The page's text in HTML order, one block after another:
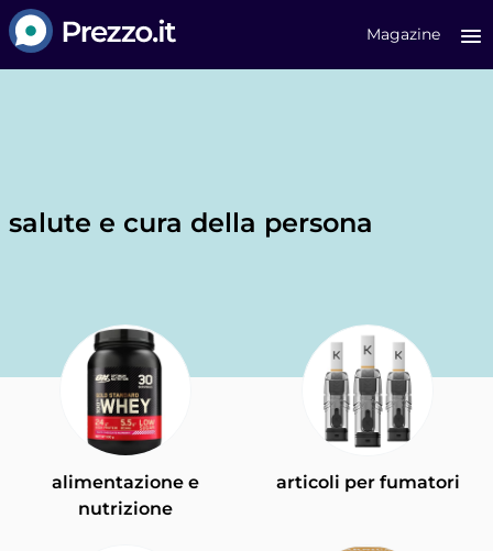
Prezzo.it
Magazine
salute e cura della persona
alimentazione e
nutrizione
articoli per fumatori